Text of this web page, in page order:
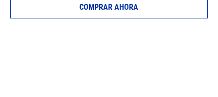
COMPRAR AHORA